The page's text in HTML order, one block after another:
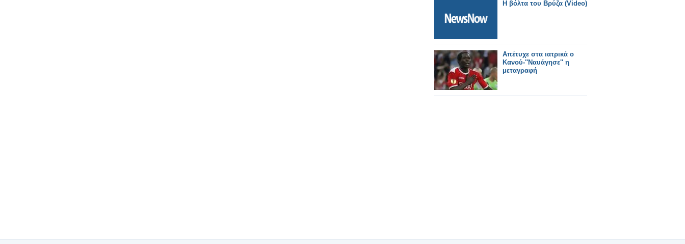
H βόλτα του Βρύζα (Video)
Απέτυχε στα ιατρικά ο
Κανού-''Ναυάγησε'' η
μεταγραφή